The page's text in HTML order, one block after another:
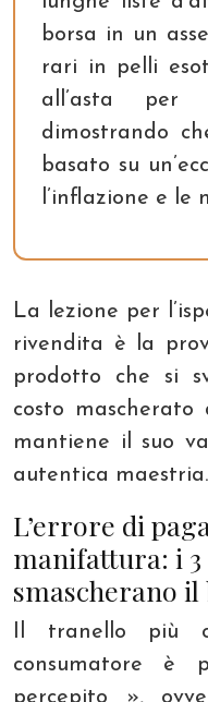
borsa in un
rari in pelli
all’asta per
dimostrando
basato su
l’inflazione e le
La lezione per
rivendita è la
prodotto che si
costo
mantiene il suo
autentica maestria.
L’errore di
manifattura: i
smascherano
Il tranello più
consumatore
percepito »,